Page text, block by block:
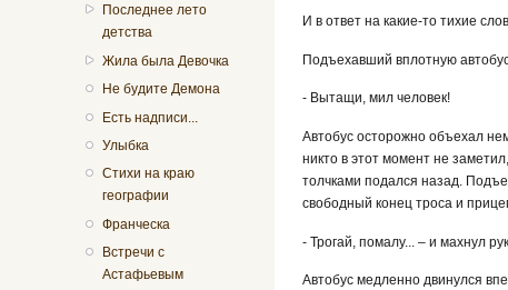
Последнее лето
детства
Жила была Девочка
Не будите Демона
Есть надписи...
Улыбка
Стихи на краю
географии
Франческа
Встречи с
Астафьевым
И в ответ на какие-то тихие
Подъехавший вплотную
- Вытащи, мил человек!
Автобус осторожно объехал
никто в этот момент не
толчками подался назад.
свободный конец троса и
- Трогай, помалу... – и махнул
Автобус медленно двинулся